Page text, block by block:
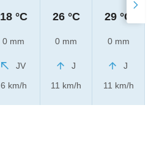
18 °C
0 mm
JV
6 km/h
26 °C
0 mm
J
11 km/h
29 °C
0 mm
J
11 km/h